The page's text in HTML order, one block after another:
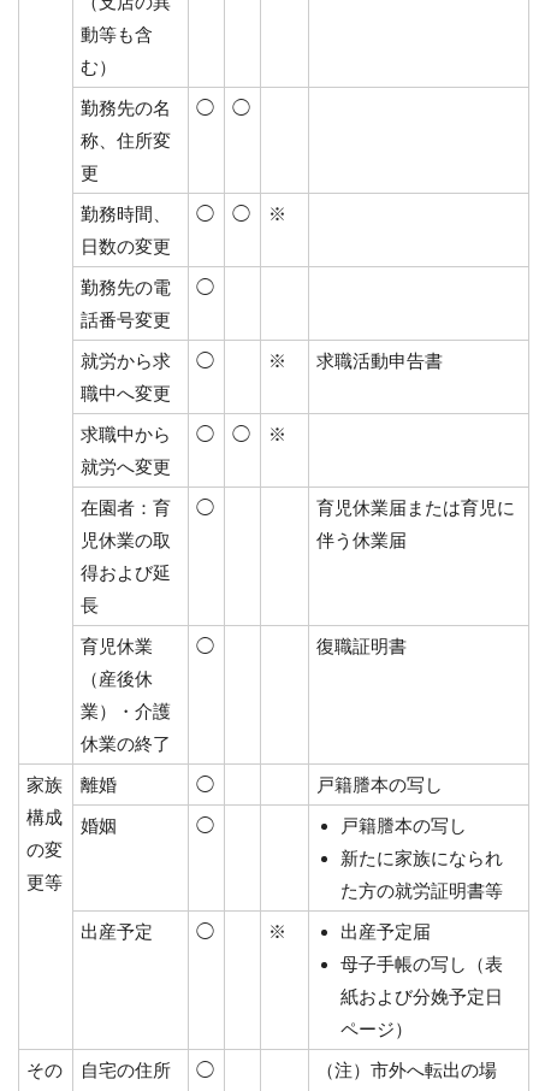
動等も含
む）
勤務先の名
称、住所変
更
◯ ◯
勤務時間、
日数の変更
◯ ◯ ※
勤務先の電
話番号変更
◯
就労から求
職中へ変更
◯ ※ 求職活動申告書
求職中から
就労へ変更
◯ ◯ ※
在園者：育
児休業の取
得および延
長
◯
育児休業届または育児に
伴う休業届
育児休業
（産後休
業）・介護
休業の終了
◯ 復職証明書
家族
構成
の変
更等
離婚 ◯
戸籍謄本の写し
婚姻
◯
戸籍謄本の写し
新たに家族になられ
た方の就労証明書等
出産予定
◯ ※
出産予定届
母子手帳の写し（表
紙および分娩予定日
ページ）
その
自宅の住所
◯
（注）市外へ転出の場